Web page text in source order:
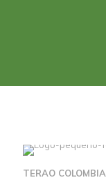
TERAO COLOMBIA